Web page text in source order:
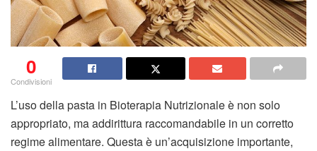
0
Condivisioni
L’uso della pasta in Bioterapia Nutrizionale è non solo
appropriato, ma addirittura raccomandabile in un corretto
regime alimentare. Questa è un’acquisizione importante,